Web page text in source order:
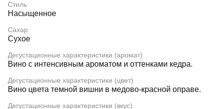
Стиль
Насыщенное
Сахар
Сухое
Дегустационные характеристики (аромат)
Вино с интенсивным ароматом и оттенками кедра.
Дегустационные характеристики (цвет)
Вино цвета темной вишни в медово-красной оправе.
Дегустационные характеристики (вкус)